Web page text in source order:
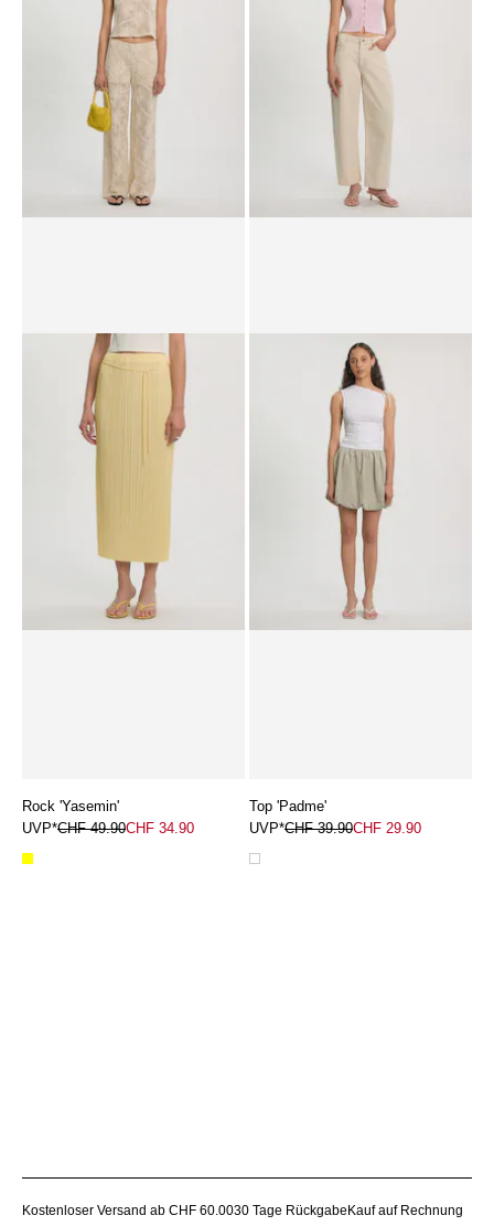
Hose 'Savanna'
CHF 69.90 CHF 48.90 CHF 39.90 CHF 23.90
Rock 'Yasemin'
UVP*CHF 49.90CHF 34.90
Top 'Padme'
UVP*CHF 39.90CHF 29.90
Kostenloser Versand ab CHF 60.0030 Tage Rückgabe Kauf auf Rechnung